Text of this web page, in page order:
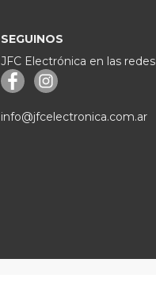
SEGUINOS
JFC Electrónica en las redes
info@jfcelectronica.com.ar